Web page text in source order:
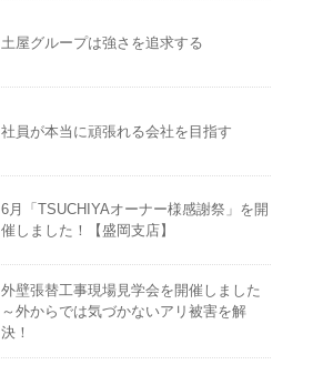
土屋グループは強さを追求する
社員が本当に頑張れる会社を目指す
6月「TSUCHIYAオーナー様感謝祭」を開
催しました！【盛岡支店】
外壁張替工事現場見学会を開催しました
～外からでは気づかないアリ被害を解
決！